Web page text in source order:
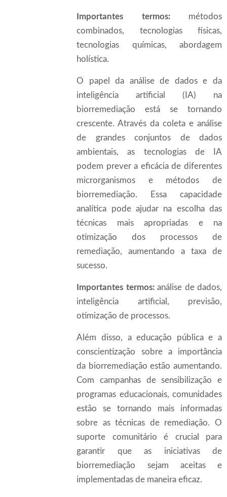
Importantes termos:métodos
combinados, tecnologias físicas,
tecnologias químicas, abordagem
holística.
O papel da análise de dados e da
inteligência artificial (IA) na
biorremediação está se tornando
crescente. Através da coleta e análise
de grandes conjuntos de dados
ambientais, as tecnologias de IA
podem prever a eficácia de diferentes
microrganismos e métodos de
biorremediação. Essa capacidade
analítica pode ajudar na escolha das
técnicas mais apropriadas e na
otimização dos processos de
remediação, aumentando a taxa de
sucesso.
Importantes termos:análise de dados,
inteligência artificial, previsão,
otimização de processos.
Além disso, a educação pública e a
conscientização sobre a importância
da biorremediação estão aumentando.
Com campanhas de sensibilização e
programas educacionais, comunidades
estão se tornando mais informadas
sobre as técnicas de remediação. O
suporte comunitário é crucial para
garantir que as iniciativas de
biorremediação sejam aceitas e
implementadas de maneira eficaz.